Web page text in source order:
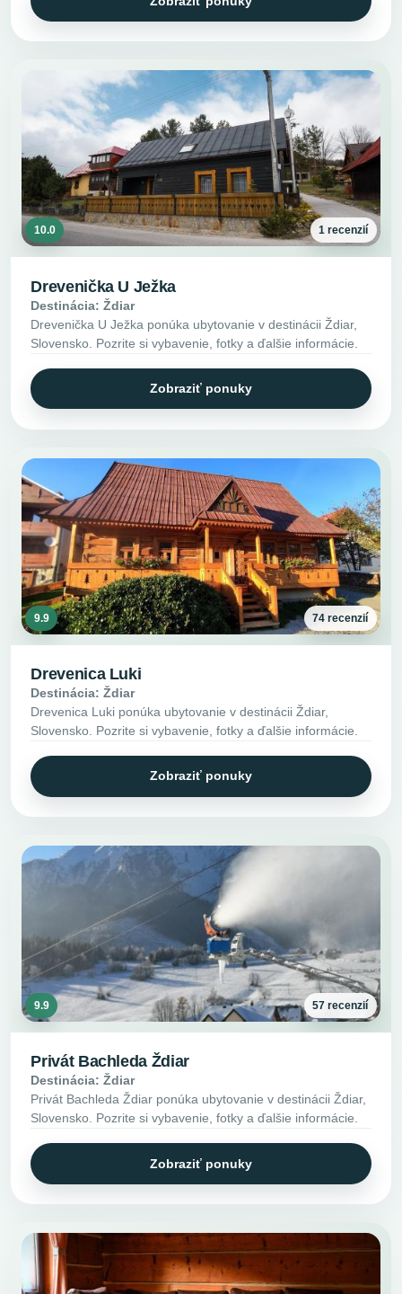
10.0 1 recenzií
Drevenička U Ježka
Destinácia: Ždiar
Drevenička U Ježka ponúka ubytovanie v destinácii Ždiar,
Slovensko. Pozrite si vybavenie, fotky a ďalšie informácie.
Zobraziť ponuky
9.9 74 recenzií
Drevenica Luki
Destinácia: Ždiar
Drevenica Luki ponúka ubytovanie v destinácii Ždiar,
Slovensko. Pozrite si vybavenie, fotky a ďalšie informácie.
Zobraziť ponuky
9.9 57 recenzií
Privát Bachleda Ždiar
Destinácia: Ždiar
Privát Bachleda Ždiar ponúka ubytovanie v destinácii Ždiar,
Slovensko. Pozrite si vybavenie, fotky a ďalšie informácie.
Zobraziť ponuky